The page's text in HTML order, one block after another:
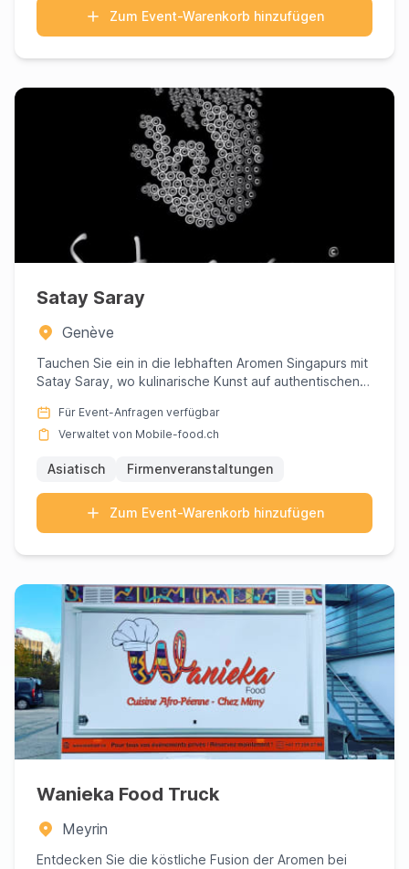
Zum Event-Warenkorb hinzufügen
Satay Saray
Genève
Tauchen Sie ein in die lebhaften Aromen Singapurs mit
Satay Saray, wo kulinarische Kunst auf authentischen
Für Event-Anfragen verfügbar
Verwaltet von Mobile-food.ch
Asiatisch Firmenveranstaltungen
Zum Event-Warenkorb hinzufügen
Wanieka Food Truck
Meyrin
Entdecken Sie die köstliche Fusion der Aromen bei